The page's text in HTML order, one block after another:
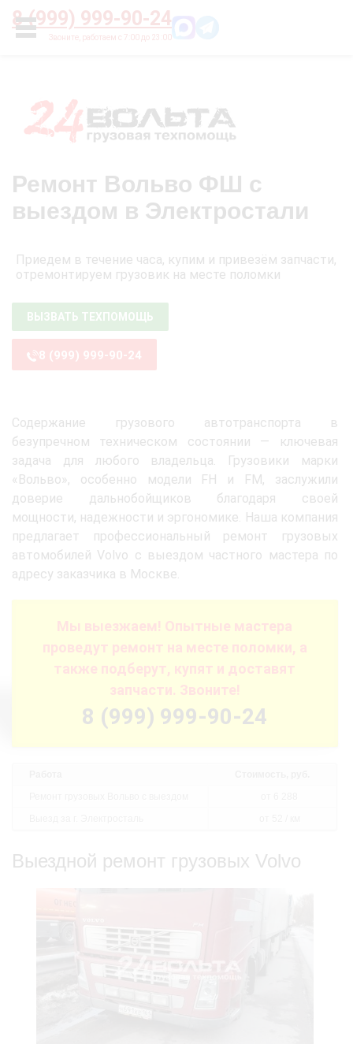
8 (999) 999-90-24
УСЛУГИ
Главная О нас Цены
Ремонт Вольво ФШ с
выездом в Электростали
Приедем в течение часа, купим и привезём запчасти,
отремонтируем грузовик на месте поломки
ВЫЗВАТЬ ТЕХПОМОЩЬ
8 (999) 999-90-24
Содержание грузового автотранспорта в
безупречном техническом состоянии — ключевая
задача для любого владельца. Грузовики марки
«Вольво», особенно модели FH и FM, заслужили
доверие дальнобойщиков благодаря своей
мощности, надежности и эргономике. Наша компания
предлагает профессиональный ремонт грузовых
автомобилей Volvo с выездом частного мастера по
адресу заказчика в Москве.
Мы выезжаем! Опытные мастера
проведут ремонт на месте поломки, а
также подберут, купят и доставят
запчасти. Звоните!
8 (999) 999-90-24
Выездной ремонт грузовых Volvo